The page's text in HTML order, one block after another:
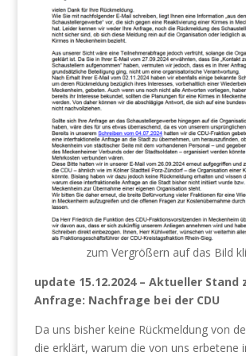
zum Vergrößern auf das Bild
update 15.12.2024 – Aktueller Stand
Anfrage: Nachfrage bei der CDU
Da uns bisher keine Rückmeldung von
die erklärt, warum die von uns erbetene